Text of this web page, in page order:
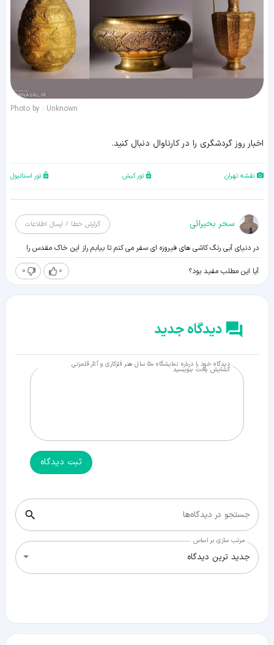
Photo by : Unknown
اخبار روز گردشگری را در کارناوال دنبال کنید.
نقشه تهران تور کیش تور استانبول
سحر بحیرائی گزارش خطا / ارسال اطلاعات
در دنیای آبی رنگ کاشی های فیروزه ای سفر می کنم تا بیابم راز این خاک مقدس را
آیا این مطلب مفید بود؟ 0
0
دیدگاه جدید
دیدگاه خود را درباره نمایشگاه ۵۰ سال هنر فلزکاری و آثار قلمزنی
گشایش یافت بنویسید
ثبت دیدگاه
جستجو در دیدگاه‌ها
مرتب سازی بر اساس
جدید ترین دیدگاه